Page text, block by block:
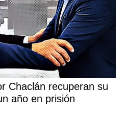
Chaclán recuperan su
año en prisión